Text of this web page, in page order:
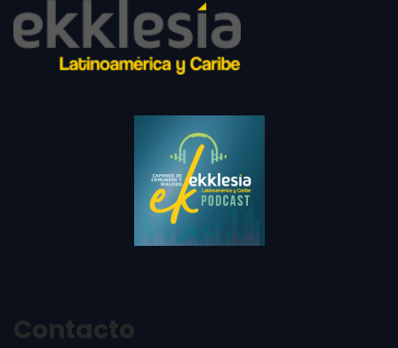
Contacto